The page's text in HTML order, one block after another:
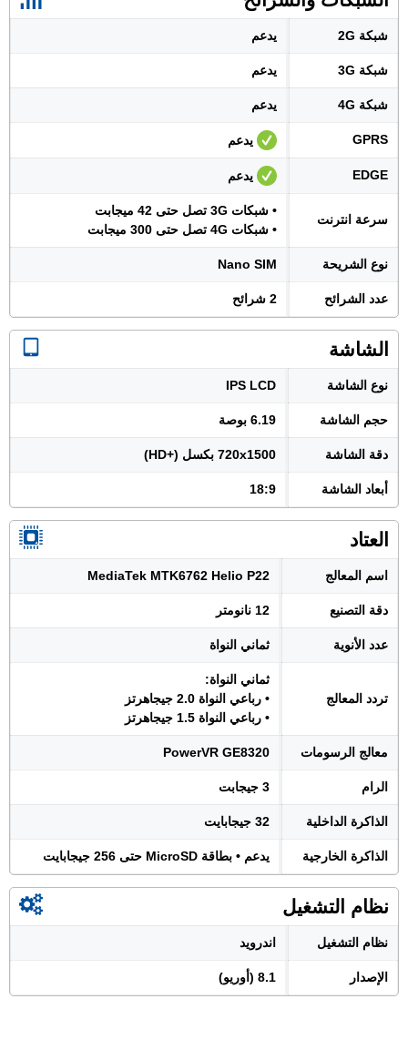
شبكة 2G يدعم
شبكة 3G يدعم
شبكة 4G يدعم
GPRS يدعم
EDGE يدعم
سرعة انترنت
• شبكات 3G تصل حتى 42 ميجابت
• شبكات 4G تصل حتى 300 ميجابت
نوع الشريحة Nano SIM
عدد الشرائح 2 شرائح
الشاشة
نوع الشاشة IPS LCD
حجم الشاشة 6.19 بوصة
دقة الشاشة 720x1500 بكسل (+HD)
أبعاد الشاشة 18:9
العتاد
اسم المعالج MediaTek MTK6762 Helio P22
دقة التصنيع 12 نانومتر
عدد الأنوية ثماني النواة
تردد المعالج
ثماني النواة:
• رباعي النواة 2.0 جيجاهرتز
• رباعي النواة 1.5 جيجاهرتز
معالج الرسومات PowerVR GE8320
الرام 3 جيجابت
الذاكرة الداخلية 32 جيجابايت
الذاكرة الخارجية يدعم • بطاقة MicroSD حتى 256 جيجابايت
نظام التشغيل
نظام التشغيل اندرويد
الإصدار 8.1 (أوريو)